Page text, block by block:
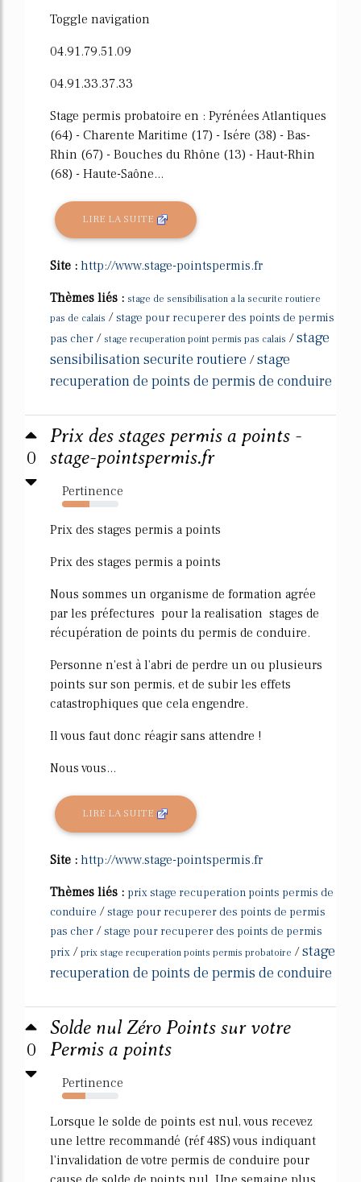
Toggle navigation
04.91.79.51.09
04.91.33.37.33
Stage permis probatoire en : Pyrénées Atlantiques
(64) - Charente Maritime (17) - Isére (38) - Bas-
Rhin (67) - Bouches du Rhône (13) - Haut-Rhin
(68) - Haute-Saône...
LIRE LA SUITE
Site : http://www.stage-pointspermis.fr
Thèmes liés : stage de sensibilisation a la securite routiere
pas de calais /stage pour recuperer des points de permis
pas cher / stage recuperation point permis pas calais /stage
sensibilisation securite routiere /stage
recuperation de points de permis de conduire
0
Prix des stages permis a points -
stage-pointspermis.fr
Pertinence
49%
Prix des stages permis a points
Prix des stages permis a points
Nous sommes un organisme de formation agrée
par les préfectures pour la realisation stages de
récupération de points du permis de conduire.
Personne n'est à l'abri de perdre un ou plusieurs
points sur son permis, et de subir les effets
catastrophiques que cela engendre.
Il vous faut donc réagir sans attendre !
Nous vous...
LIRE LA SUITE
Site : http://www.stage-pointspermis.fr
Thèmes liés : prix stage recuperation points permis de
conduire /stage pour recuperer des points de permis
pas cher /stage pour recuperer des points de permis
prix / prix stage recuperation points permis probatoire /stage
recuperation de points de permis de conduire
0
Solde nul Zéro Points sur votre
Permis a points
Pertinence
42%
Lorsque le solde de points est nul, vous recevez
une lettre recommandé (réf 48S) vous indiquant
l'invalidation de votre permis de conduire pour